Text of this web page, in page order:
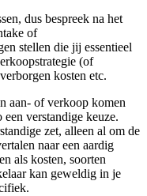
dus bespreek na het
of
stellen die jij essentieel
(of
kosten etc.
aan- of verkoop komen
verstandige keuze.
zet, alleen al om de
naar een aardig
als kosten, soorten
kan geweldig in je